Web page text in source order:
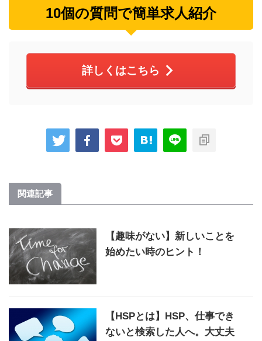
10個の質問で簡単求人紹介
詳しくはこちら
関連記事
【趣味がない】新しいことを
始めたい時のヒント！
【HSPとは】HSP、仕事でき
ないと検索した人へ。大丈夫